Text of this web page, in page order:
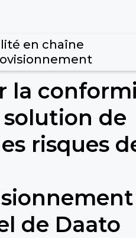
en chaîne
la
solution de
risques
de Daato